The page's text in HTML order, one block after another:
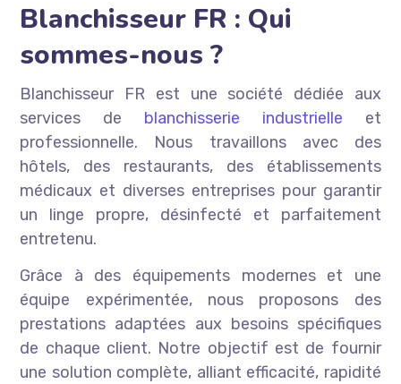
Blanchisseur FR : Qui
sommes-nous ?
Blanchisseur FR est une société dédiée aux
services de blanchisserie industrielle et
professionnelle. Nous travaillons avec des
hôtels, des restaurants, des établissements
médicaux et diverses entreprises pour garantir
un linge propre, désinfecté et parfaitement
entretenu.
Grâce à des équipements modernes et une
équipe expérimentée, nous proposons des
prestations adaptées aux besoins spécifiques
de chaque client. Notre objectif est de fournir
une solution complète, alliant efficacité, rapidité